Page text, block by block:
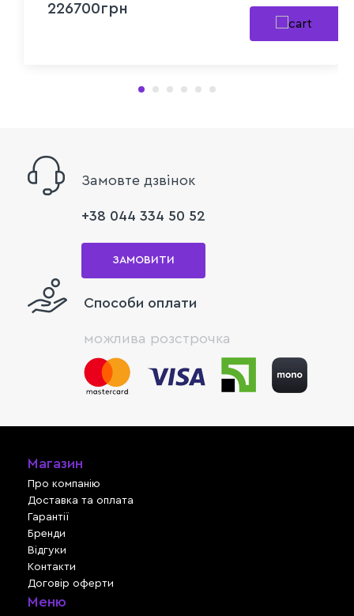
226700грн
Замовте дзвінок
+38 044 334 50 52
ЗАМОВИТИ
Способи оплати
можлива розстрочка
Магазин
Про компанію
Доставка та оплата
Гарантії
Бренди
Відгуки
Контакти
Договір оферти
Меню